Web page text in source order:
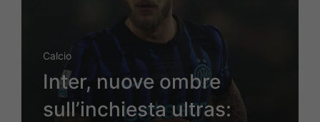
Calcio
Inter, nuove ombre
sull’inchiesta ultras: